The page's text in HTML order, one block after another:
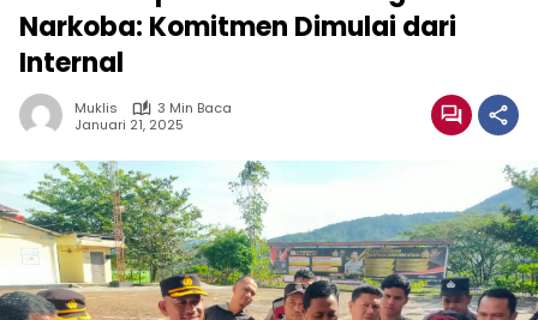
Narkoba: Komitmen Dimulai dari
Internal
Muklis
3 Min Baca
Januari 21, 2025